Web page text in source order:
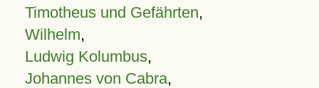
Timotheus und Gefährten,
Wilhelm,
Ludwig Kolumbus,
Johannes von Cabra,